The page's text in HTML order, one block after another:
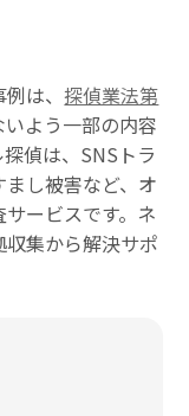
例は、探偵業法第
よう一部の内容
偵は、SNSトラ
し被害など、オ
ービスです。ネ
集から解決サポ